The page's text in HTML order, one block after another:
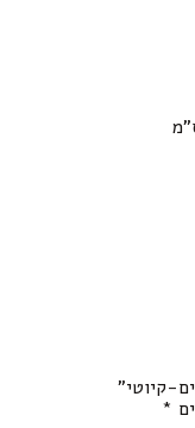
קיוטי”
*